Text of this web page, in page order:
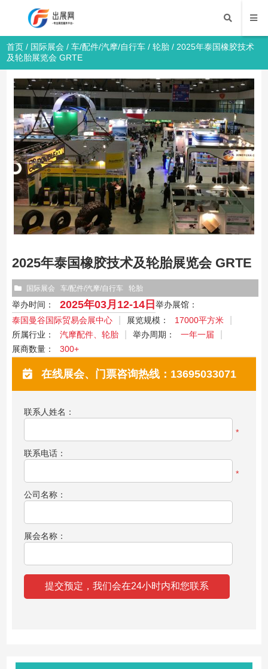
首页 / 国际展会 /车/配件/汽摩/自行车 /轮胎 / 2025年泰国橡胶技术
及轮胎展览会 GRTE
2025年泰国橡胶技术及轮胎展览会 GRTE
国际展会 车/配件/汽摩/自行车 轮胎
举办时间： 2025年03月12-14日 举办展馆：
泰国曼谷国际贸易会展中心
展览规模：
17000平方米
所属行业：
汽摩配件、轮胎 举办周期：
一年一届
展商数量：
300+
在线展会、门票咨询热线：13695033071
联系人姓名：
*
联系电话：
*
公司名称：
展会名称：